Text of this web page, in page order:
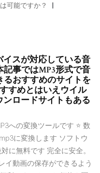
可能ですか？
スが対応している音
事ではMP3形式で音
おすすめのサイトを
すめとはいえウイル
ロードサイトもある
への変換ツールです ⭐ 数
に変換します ソフトウ
に無料です 完全に安全。
イ動画の保存ができるよう